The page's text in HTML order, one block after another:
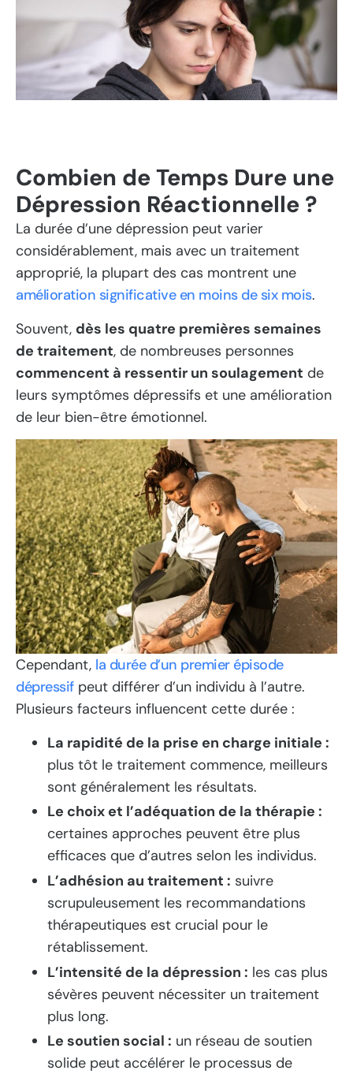
Combien de Temps Dure une
Dépression Réactionnelle ?
La durée d’une dépression peut varier
considérablement, mais avec un traitement
approprié, la plupart des cas montrent une
amélioration significative en moins de six mois.
Souvent, dès les quatre premières semaines
de traitement, de nombreuses personnes
commencent à ressentir un soulagement de
leurs symptômes dépressifs et une amélioration
de leur bien-être émotionnel.
Cependant, la durée d’un premier épisode
dépressifpeut différer d’un individu à l’autre.
Plusieurs facteurs influencent cette durée :
La rapidité de la prise en charge initiale :
plus tôt le traitement commence, meilleurs
sont généralement les résultats.
Le choix et l’adéquation de la thérapie :
certaines approches peuvent être plus
efficaces que d’autres selon les individus.
L’adhésion au traitement : suivre
scrupuleusement les recommandations
thérapeutiques est crucial pour le
rétablissement.
L’intensité de la dépression : les cas plus
sévères peuvent nécessiter un traitement
plus long.
Le soutien social : un réseau de soutien
solide peut accélérer le processus de